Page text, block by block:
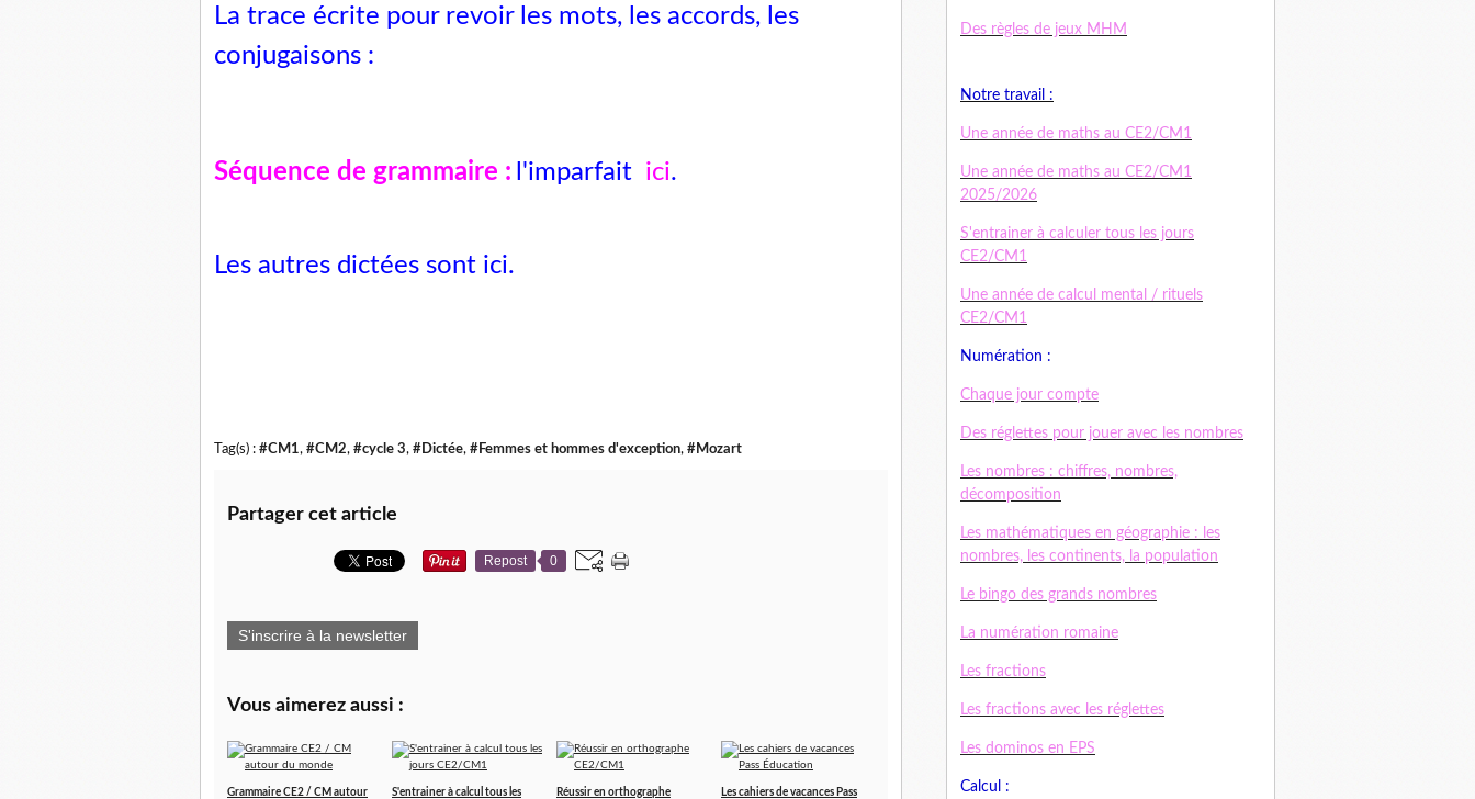
La trace écrite pour revoir les mots, les accords, les
conjugaisons :
Séquence de grammaire : l'imparfait ici.
Les autres dictées sont ici.
Tag(s) : #CM1, #CM2, #cycle 3, #Dictée, #Femmes et hommes d'exception, #Mozart
Partager cet article
Repost 0
S'inscrire à la newsletter
Vous aimerez aussi :
Grammaire CE2 / CM autour
S'entrainer à calcul tous les
Réussir en orthographe
Les cahiers de vacances Pass
Des règles de jeux MHM
Notre travail :
Une année de maths au CE2/CM1
Une année de maths au CE2/CM1
2025/2026
S'entrainer à calculer tous les jours
CE2/CM1
Une année de calcul mental / rituels
CE2/CM1
Numération :
Chaque jour compte
Des réglettes pour jouer avec les nombres
Les nombres : chiffres, nombres,
décomposition
Les mathématiques en géographie : les
nombres, les continents, la population
Le bingo des grands nombres
La numération romaine
Les fractions
Les fractions avec les réglettes
Les dominos en EPS
Calcul :